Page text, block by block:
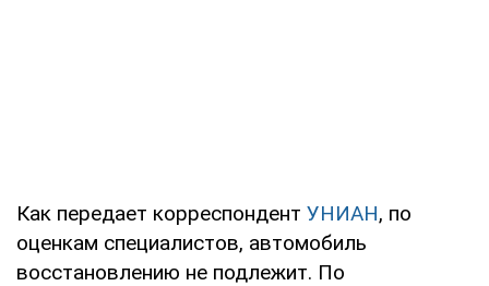
Как передает корреспондент УНИАН, по
оценкам специалистов, автомобиль
восстановлению не подлежит. По